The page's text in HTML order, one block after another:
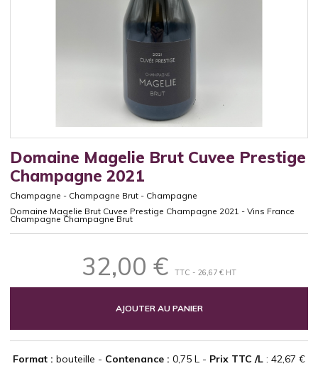
Domaine Magelie Brut Cuvee Prestige
Champagne 2021
Champagne - Champagne Brut - Champagne
Domaine Magelie Brut Cuvee Prestige Champagne 2021 - Vins France
Champagne Champagne Brut
32,00 € TTC - 26,67 € HT
AJOUTER AU PANIER
Format : bouteille - Contenance : 0,75 L - Prix TTC /L : 42,67 €